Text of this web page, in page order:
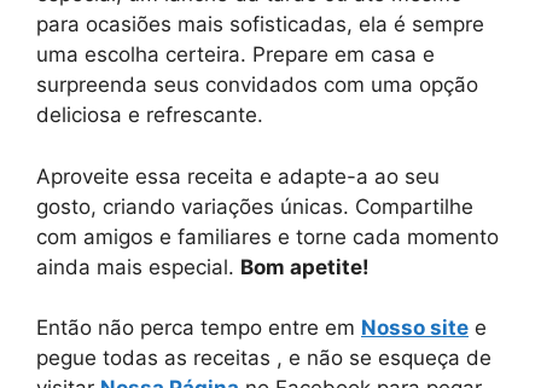
para ocasiões mais sofisticadas, ela é sempre
uma escolha certeira. Prepare em casa e
surpreenda seus convidados com uma opção
deliciosa e refrescante.
Aproveite essa receita e adapte-a ao seu
gosto, criando variações únicas. Compartilhe
com amigos e familiares e torne cada momento
ainda mais especial. Bom apetite!
Então não perca tempo entre em Nosso site e
pegue todas as receitas , e não se esqueça de